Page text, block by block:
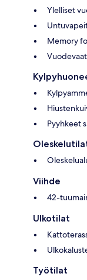
Ylelliset
Memory
Pyyhkeet
Viihde
42-
Ulkotilat
Työtilat